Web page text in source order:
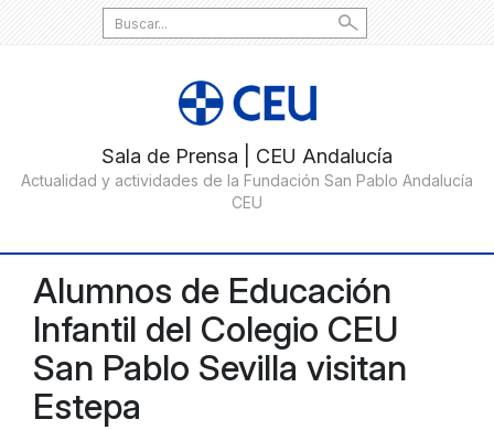
Search
for:
Alumnos de Educación
Infantil del Colegio CEU
San Pablo Sevilla visitan
Estepa